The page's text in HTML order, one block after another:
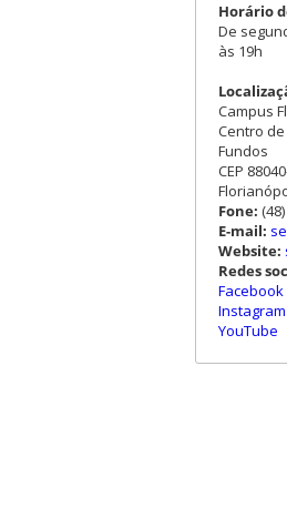
Horário
De
às 19h
Campus
Centro
Fundos
CEP
Fone:
E-mail:
Website:
Redes
Facebook
Instagram
YouTube